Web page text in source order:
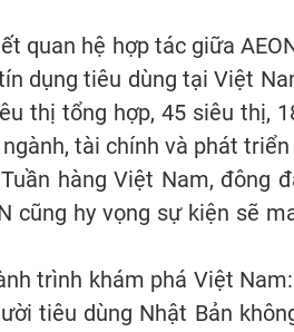
quan hệ hợp tác giữa
dụng tiêu dùng tại Việt
thị tổng hợp, 45 siêu thị,
tài chính và phát
hàng Việt Nam, đông
cũng hy vọng sự kiện sẽ
trình khám phá Việt
tiêu dùng Nhật Bản